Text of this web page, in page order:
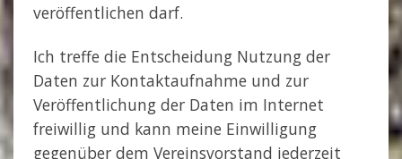
veröffentlichen darf.
Ich treffe die Entscheidung Nutzung der
Daten zur Kontaktaufnahme und zur
Veröffentlichung der Daten im Internet
freiwillig und kann meine Einwilligung
gegenüber dem Vereinsvorstand jederzeit